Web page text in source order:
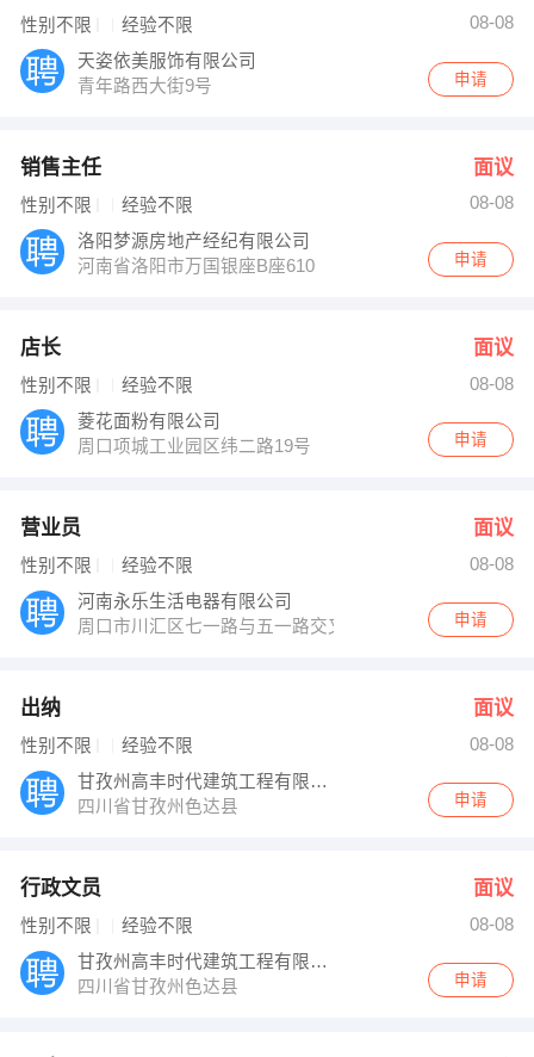
性别不限 经验不限
08-08
天姿依美服饰有限公司
青年路西大街9号
申请
销售主任 面议
性别不限 经验不限
08-08
洛阳梦源房地产经纪有限公司
河南省洛阳市万国银座B座610
申请
店长 面议
性别不限 经验不限
08-08
菱花面粉有限公司
周口项城工业园区纬二路19号
申请
营业员 面议
性别不限 经验不限
08-08
河南永乐生活电器有限公司
周口市川汇区七一路与五一路交叉口万顺达百货负一楼永
申请
出纳 面议
性别不限 经验不限
08-08
甘孜州高丰时代建筑工程有限责任公司
四川省甘孜州色达县
申请
行政文员 面议
性别不限 经验不限
08-08
甘孜州高丰时代建筑工程有限责任公司
四川省甘孜州色达县
申请